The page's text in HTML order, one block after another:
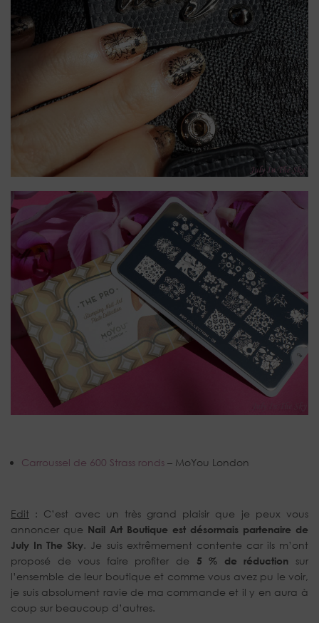
Carroussel de 600 Strass ronds – MoYou London
Edit : C’est avec un très grand plaisir que je peux vous
annoncer que Nail Art Boutique est désormais partenaire de
July In The Sky. Je suis extrêmement contente car ils m’ont
proposé de vous faire profiter de 5 % de réduction sur
l’ensemble de leur boutique et comme vous avez pu le voir,
je suis absolument ravie de ma commande et il y en aura à
coup sur beaucoup d’autres.